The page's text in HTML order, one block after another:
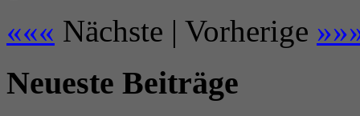
««« Nächste | Vorherige
Neueste Beiträge